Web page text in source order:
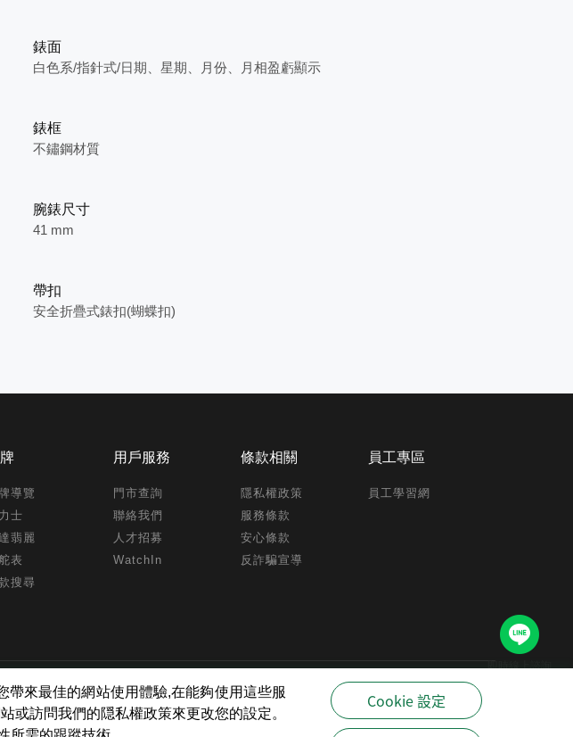
錶面
白色系/指針式/日期、星期、月份、月相盈虧顯示
錶框
不鏽鋼材質
腕錶尺寸
41 mm
帶扣
安全折疊式錶扣(蝴蝶扣)
即時線上諮詢
導覽
士
翡麗
表
搜尋
用戶服務
門市查詢
聯絡我們
人才招募
WatchIn
條款相關
隱私權政策
服務條款
安心條款
反詐騙宣導
員工專區
員工學習網
來最佳的網站使用體驗,在能夠使用這些服
或訪問我們的隠私權政策來更改您的設定。
Cookie 設定